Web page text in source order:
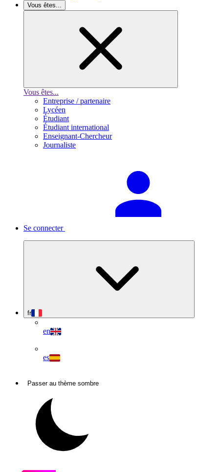
Vous êtes...
Vous êtes...
Entreprise / partenaire
Lycéen
Étudiant
Étudiant international
Enseignant-Chercheur
Journaliste
Se connecter
fr
en
es
Passer au thème sombre